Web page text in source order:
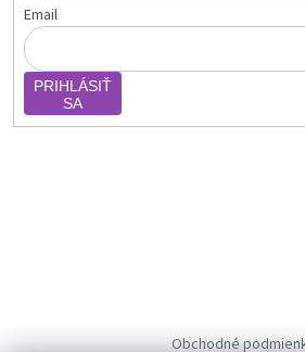
Email
PRIHLÁSIŤ
SA
Obchodné